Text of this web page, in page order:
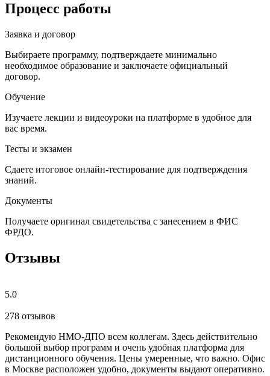
Процесс работы
Заявка и договор
Выбираете программу, подтверждаете минимально
необходимое образование и заключаете официальный
договор.
Обучение
Изучаете лекции и видеоуроки на платформе в удобное для
вас время.
Тесты и экзамен
Сдаете итоговое онлайн-тестирование для подтверждения
знаний.
Документы
Получаете оригинал свидетельства с занесением в ФИС
ФРДО.
Отзывы
5.0
278 отзывов
Рекомендую НМО-ДПО всем коллегам. Здесь действительно
большой выбор программ и очень удобная платформа для
дистанционного обучения. Цены умеренные, что важно. Офис
в Москве расположен удобно, документы выдают оперативно.